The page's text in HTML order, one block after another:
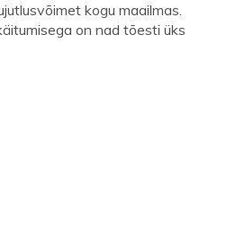
kogu maailmas.
on nad tõesti üks